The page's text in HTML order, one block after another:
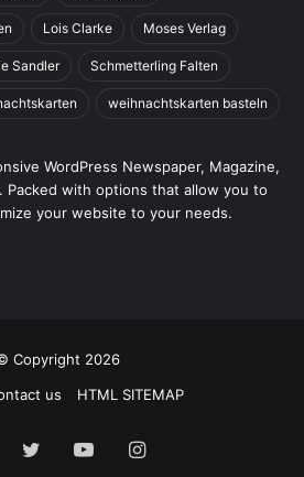
Lois Clarke Moses Verlag
Sandler Schmetterling Falten
weihnachtskarten basteln
WordPress Newspaper, Magazine,
Packed with options that allow you to
your website to your needs.
Copyright 2026
us HTML SITEMAP
Facebook
Twitter YouTubeInstagram